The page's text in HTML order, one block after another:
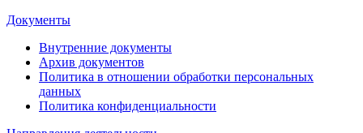
Документы
Внутренние документы
Архив документов
Политика в отношении обработки персональных
данных
Политика конфиденциальности